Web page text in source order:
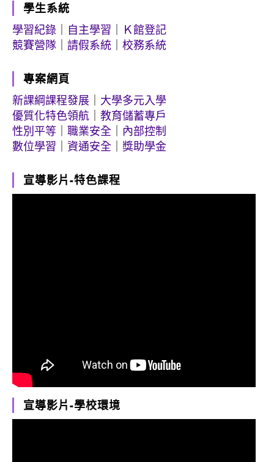
學生系統
學習紀錄
自主學習
Ｋ館登記
競賽營隊
請假系統 校務系統
專案網頁
新課綱課程發展
大學多元入學
優質化特色領航
教育儲蓄專戶
性別平等
職業安全
內部控制
數位學習
資通安全 獎助學金
宣導影片-特色課程
宣導影片-學校環境